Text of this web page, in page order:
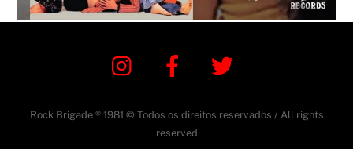
Instagram Facebook
Rock Brigade ® 1981 © Todos os direitos reservados / All rights
reserved